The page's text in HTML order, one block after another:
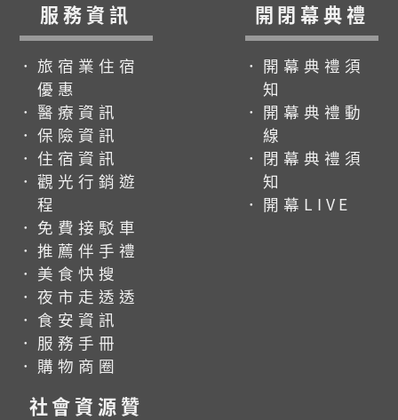
服務資訊
．旅宿業住宿
優惠
．醫療資訊
．保險資訊
．住宿資訊
．觀光行銷遊
程
．免費接駁車
．推薦伴手禮
．美食快搜
．夜市走透透
．食安資訊
．服務手冊
．購物商圈
開閉幕典禮
．開幕典禮須
知
．開幕典禮動
線
．閉幕典禮須
知
．開幕LIVE
社會資源贊